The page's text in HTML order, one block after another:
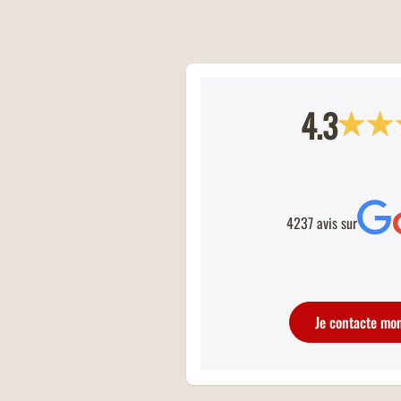
COMMANDEZ À EMPORTER
Commandez à emporter chez Buffalo
4.3
4237 avis sur
Je contacte